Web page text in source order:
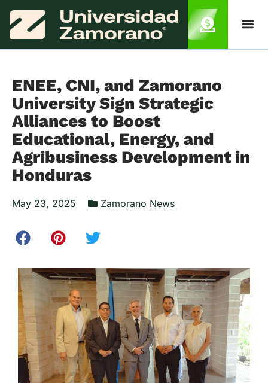
ENEE, CNI, and Zamorano
University Sign Strategic
Alliances to Boost
Educational, Energy, and
Agribusiness Development in
Honduras
May 23, 2025 Zamorano News